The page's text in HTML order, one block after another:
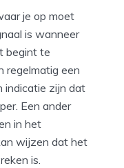
je op moet
is wanneer
begint te
regelmatig een
indicatie zijn dat
Een ander
in het
wijzen dat het
is.